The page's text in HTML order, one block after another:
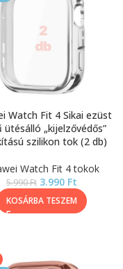
Watch Fit 4 Sikai ezüst
ütésálló „kijelzővédős”
szilikon tok (2 db)
Watch Fit 4 tokok
5.990Ft 3.990 Ft
KOSÁRBA TESZEM